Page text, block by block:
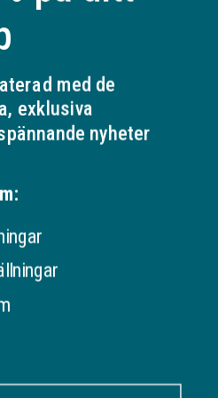
från offert till färdigt
lager)
med de
exklusiva
nyheter